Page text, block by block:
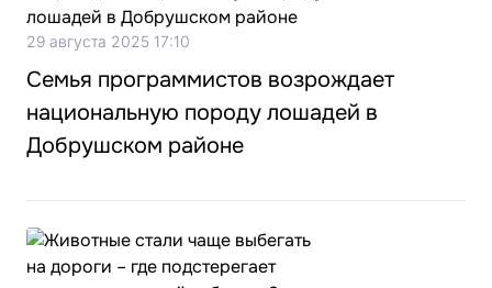
29 августа 2025 17:10
Семья программистов возрождает
национальную породу лошадей в
Добрушском районе